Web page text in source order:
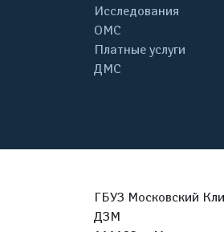
Исследования
ОМС
Платные услуги
ДМС
ГБУЗ Московский
ДЗМ